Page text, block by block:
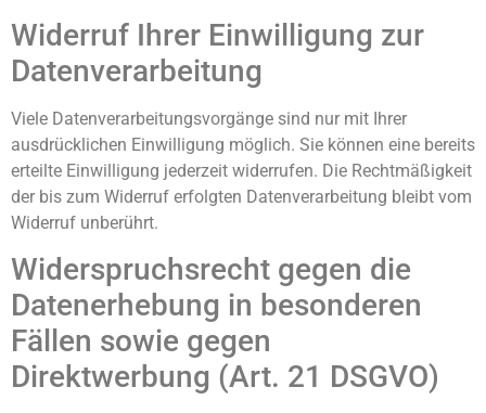
Widerruf Ihrer Einwilligung zur
Datenverarbeitung
Viele Datenverarbeitungsvorgänge sind nur mit Ihrer
ausdrücklichen Einwilligung möglich. Sie können eine bereits
erteilte Einwilligung jederzeit widerrufen. Die Rechtmäßigkeit
der bis zum Widerruf erfolgten Datenverarbeitung bleibt vom
Widerruf unberührt.
Widerspruchsrecht gegen die
Datenerhebung in besonderen
Fällen sowie gegen
Direktwerbung (Art. 21 DSGVO)